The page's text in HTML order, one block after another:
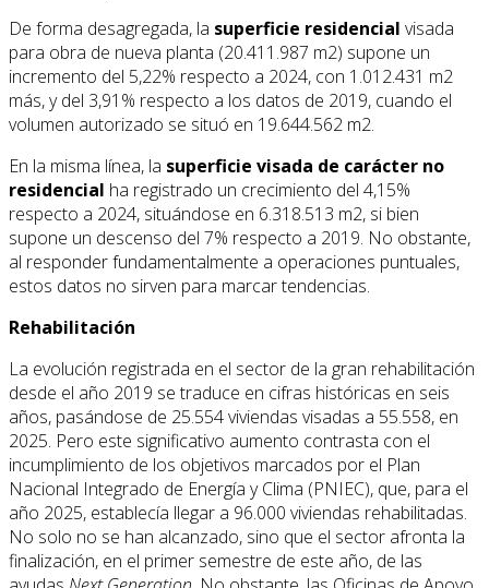
De forma desagregada, la superficie residencial visada
para obra de nueva planta (20.411.987 m2) supone un
incremento del 5,22% respecto a 2024, con 1.012.431 m2
más, y del 3,91% respecto a los datos de 2019, cuando el
volumen autorizado se situó en 19.644.562 m2.
En la misma línea, la superficie visada de carácter no
residencial ha registrado un crecimiento del 4,15%
respecto a 2024, situándose en 6.318.513 m2, si bien
supone un descenso del 7% respecto a 2019. No obstante,
al responder fundamentalmente a operaciones puntuales,
estos datos no sirven para marcar tendencias.
Rehabilitación
La evolución registrada en el sector de la gran rehabilitación
desde el año 2019 se traduce en cifras históricas en seis
años, pasándose de 25.554 viviendas visadas a 55.558, en
2025. Pero este significativo aumento contrasta con el
incumplimiento de los objetivos marcados por el Plan
Nacional Integrado de Energía y Clima (PNIEC), que, para el
año 2025, establecía llegar a 96.000 viviendas rehabilitadas.
No solo no se han alcanzado, sino que el sector afronta la
finalización, en el primer semestre de este año, de las